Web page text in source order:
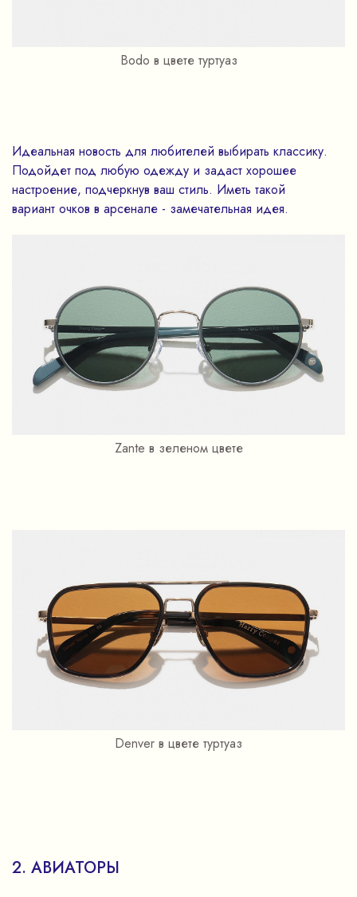
Bodo в цвете туртуаз
Идеальная новость для любителей выбирать классику.
Подойдет под любую одежду и задаст хорошее
настроение, подчеркнув ваш стиль. Иметь такой
вариант очков в арсенале - замечательная идея.
Zante в зеленом цвете
Denver в цвете туртуаз
2. АВИАТОРЫ